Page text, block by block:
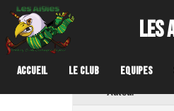
Accueil Le club Equipes
les
Ce sujet contient 0
Auteur